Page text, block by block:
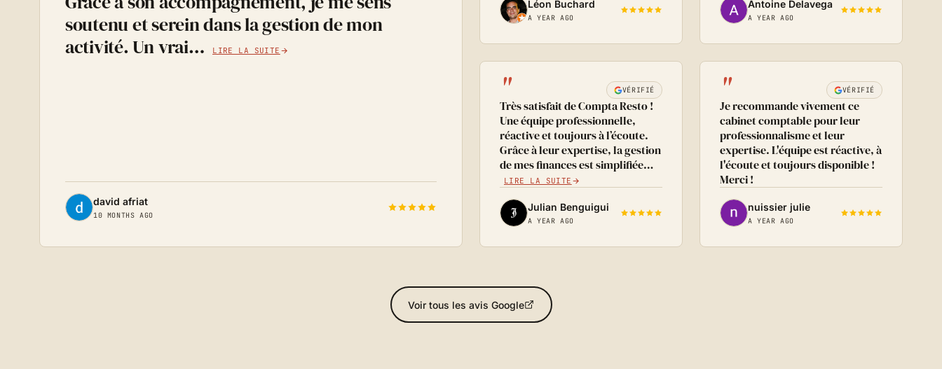
soutenu et serein dans la gestion de mon
activité. Un vrai…
LIRE LA SUITE
david afriat
10 MONTHS AGO
Léon Buchard
A YEAR AGO
Antoine Delavega
A YEAR AGO
" VÉRIFIÉ
Très satisfait de Compta Resto !
Une équipe professionnelle,
réactive et toujours à l’écoute.
Grâce à leur expertise, la gestion
de mes finances est simplifiée…
LIRE LA SUITE
Julian Benguigui
A YEAR AGO
" VÉRIFIÉ
Je recommande vivement ce
cabinet comptable pour leur
professionnalisme et leur
expertise. L'équipe est réactive, à
l'écoute et toujours disponible !
Merci !
nuissier julie
A YEAR AGO
Voir tous les avis Google